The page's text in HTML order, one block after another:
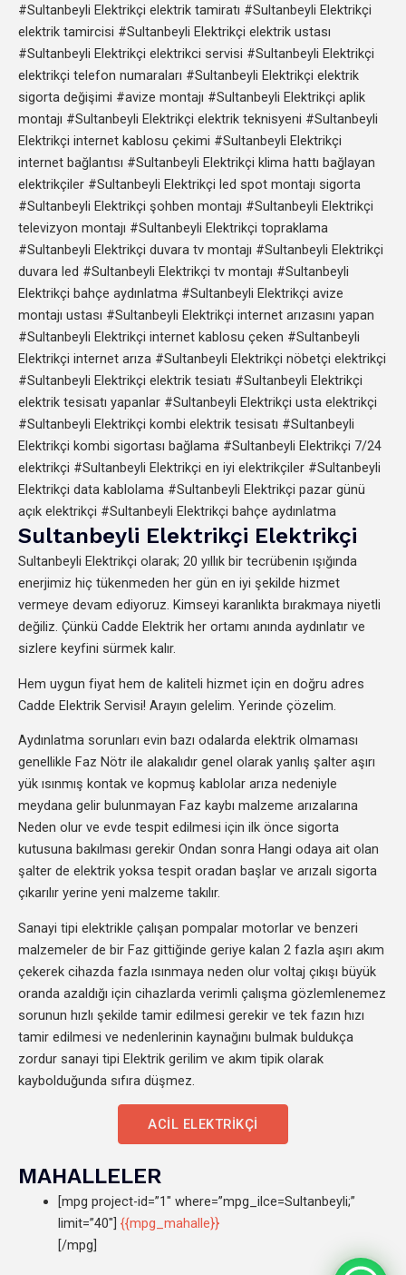
#Sultanbeyli Elektrikçi elektrik tamiratı #Sultanbeyli Elektrikçi
elektrik tamircisi #Sultanbeyli Elektrikçi elektrik ustası
#Sultanbeyli Elektrikçi elektrikci servisi #Sultanbeyli Elektrikçi
elektrikçi telefon numaraları #Sultanbeyli Elektrikçi elektrik
sigorta değişimi #avize montajı #Sultanbeyli Elektrikçi aplik
montajı #Sultanbeyli Elektrikçi elektrik teknisyeni #Sultanbeyli
Elektrikçi internet kablosu çekimi #Sultanbeyli Elektrikçi
internet bağlantısı #Sultanbeyli Elektrikçi klima hattı bağlayan
elektrikçiler #Sultanbeyli Elektrikçi led spot montajı sigorta
#Sultanbeyli Elektrikçi şohben montajı #Sultanbeyli Elektrikçi
televizyon montajı #Sultanbeyli Elektrikçi topraklama
#Sultanbeyli Elektrikçi duvara tv montajı #Sultanbeyli Elektrikçi
duvara led #Sultanbeyli Elektrikçi tv montajı #Sultanbeyli
Elektrikçi bahçe aydınlatma #Sultanbeyli Elektrikçi avize
montajı ustası #Sultanbeyli Elektrikçi internet arızasını yapan
#Sultanbeyli Elektrikçi internet kablosu çeken #Sultanbeyli
Elektrikçi internet arıza #Sultanbeyli Elektrikçi nöbetçi elektrikçi
#Sultanbeyli Elektrikçi elektrik tesiatı #Sultanbeyli Elektrikçi
elektrik tesisatı yapanlar #Sultanbeyli Elektrikçi usta elektrikçi
#Sultanbeyli Elektrikçi kombi elektrik tesisatı #Sultanbeyli
Elektrikçi kombi sigortası bağlama #Sultanbeyli Elektrikçi 7/24
elektrikçi #Sultanbeyli Elektrikçi en iyi elektrikçiler #Sultanbeyli
Elektrikçi data kablolama #Sultanbeyli Elektrikçi pazar günü
açık elektrikçi #Sultanbeyli Elektrikçi bahçe aydınlatma
Sultanbeyli Elektrikçi Elektrikçi
Sultanbeyli Elektrikçi olarak; 20 yıllık bir tecrübenin ışığında
enerjimiz hiç tükenmeden her gün en iyi şekilde hizmet
vermeye devam ediyoruz. Kimseyi karanlıkta bırakmaya niyetli
değiliz. Çünkü Cadde Elektrik her ortamı anında aydınlatır ve
sizlere keyfini sürmek kalır.
Hem uygun fiyat hem de kaliteli hizmet için en doğru adres
Cadde Elektrik Servisi! Arayın gelelim. Yerinde çözelim.
Aydınlatma sorunları evin bazı odalarda elektrik olmaması
genellikle Faz Nötr ile alakalıdır genel olarak yanlış şalter aşırı
yük ısınmış kontak ve kopmuş kablolar arıza nedeniyle
meydana gelir bulunmayan Faz kaybı malzeme arızalarına
Neden olur ve evde tespit edilmesi için ilk önce sigorta
kutusuna bakılması gerekir Ondan sonra Hangi odaya ait olan
şalter de elektrik yoksa tespit oradan başlar ve arızalı sigorta
çıkarılır yerine yeni malzeme takılır.
Sanayi tipi elektrikle çalışan pompalar motorlar ve benzeri
malzemeler de bir Faz gittiğinde geriye kalan 2 fazla aşırı akım
çekerek cihazda fazla ısınmaya neden olur voltaj çıkışı büyük
oranda azaldığı için cihazlarda verimli çalışma gözlemlenemez
sorunun hızlı şekilde tamir edilmesi gerekir ve tek fazın hızı
tamir edilmesi ve nedenlerinin kaynağını bulmak buldukça
zordur sanayi tipi Elektrik gerilim ve akım tipik olarak
kaybolduğunda sıfıra düşmez.
ACİL ELEKTRİKÇİ
MAHALLELER
[mpg project-id=”1″ where=”mpg_ilce=Sultanbeyli;”
limit=”40″] {{mpg_mahalle}}
[/mpg]